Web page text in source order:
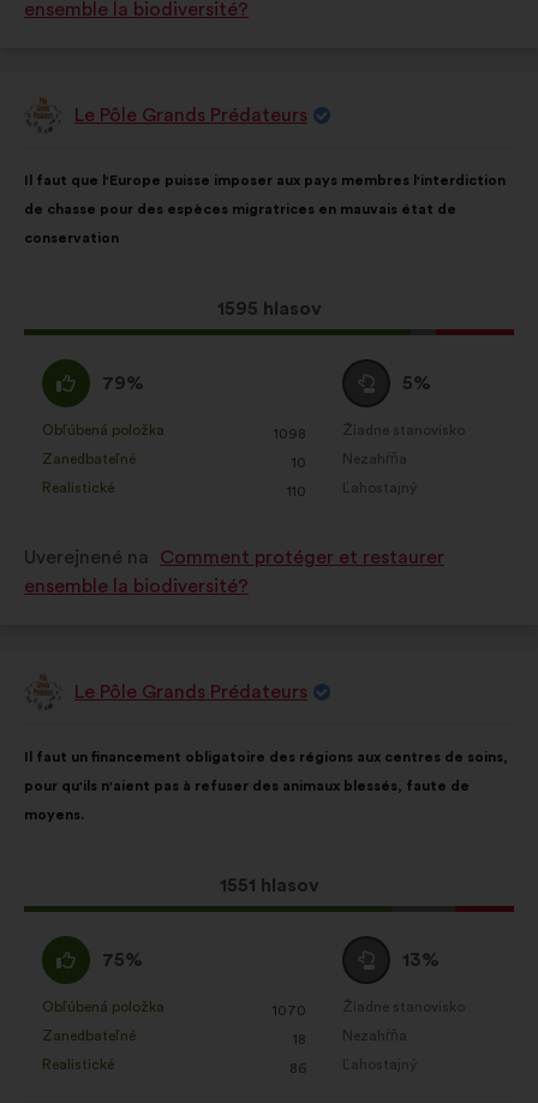
ensemble la biodiversité?
Návrh: Le Pôle Grands Prédateurs
návrhu:
Il faut que l'Europe puisse imposer aux pays membres l'interdiction
de chasse pour des espèces migratrices en mauvais état de
conservation
Tento
návrh
1595 hlasov
rozdelením:
Súhlasím
:
79%
Obľúbená položka
: 1098
krát
Zanedbateľné
: 10
krát
Realistické
: 110
krát
Neutrálny
hlas
:
5%
Žiadne stanovisko
:krát
Nezahŕňa
:krát
Ľahostajný
:krát
Uverejnené na
Comment protéger et restaurer
ensemble la biodiversité?
Návrh: Le Pôle Grands Prédateurs
návrhu:
Il faut un financement obligatoire des régions aux centres de soins,
pour qu'ils n'aient pas à refuser des animaux blessés, faute de
moyens.
Tento
návrh
1551 hlasov
rozdelením:
Súhlasím
:
75%
Obľúbená položka
: 1070
krát
Zanedbateľné
: 18
krát
Realistické
: 86
krát
Neutrálny
hlas
:
13%
Žiadne stanovisko
:krát
Nezahŕňa
:krát
Ľahostajný
:krát